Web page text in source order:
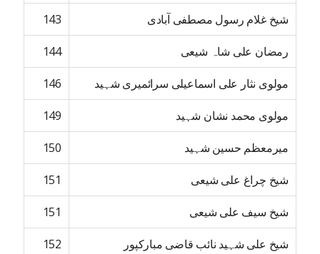
شیخ غلام رسول مصطفی آبادی 143
رمضان علی شاہ شیعی 144
مولوی نثار علی اسماعیلی سرائمیری شہید 146
مولوی محمد نشان شہید 149
میرمعظم حسین شہید 150
شیخ چراغ علی شیعی 151
شیخ سیف علی شیعی 151
شیخ علی شہید نائب قاضی مبارکپور 152